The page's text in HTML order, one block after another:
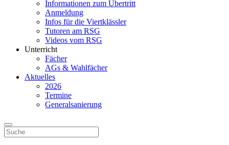
Informationen zum Übertritt
Anmeldung
Infos für die Viertklässler
Tutoren am RSG
Videos vom RSG
Unterricht
Fächer
AGs & Wahlfächer
Aktuelles
2026
Termine
Generalsanierung